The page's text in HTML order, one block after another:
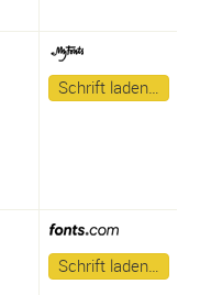
Schrift laden…
Schrift laden…